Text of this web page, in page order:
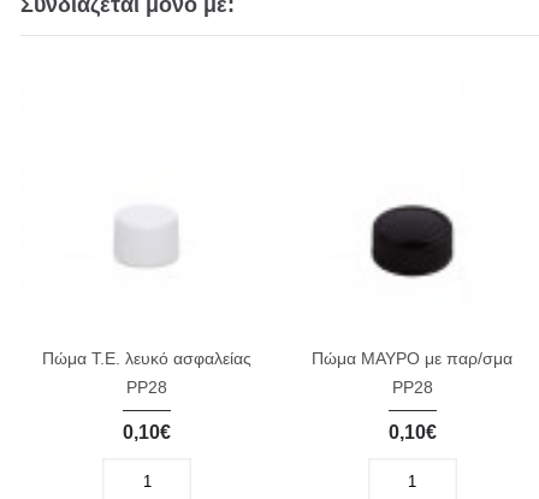
Συνδιάζεται μόνο με:
Πώμα T.E. λευκό ασφαλείας
PP28
0,10€
Πώμα ΜΑΥΡΟ με παρ/σμα
PP28
0,10€